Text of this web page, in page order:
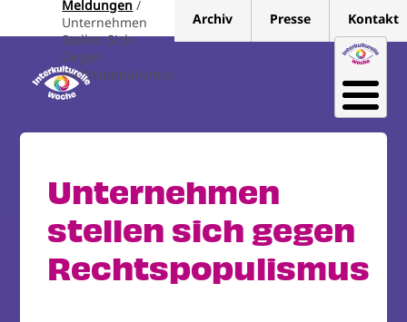
Meldungen
Unternehmen
Stellen Sich
Gegen
Rechtspopulismus
Archiv Presse Kontakt
Unternehmen
stellen sich gegen
Rechtspopulismus